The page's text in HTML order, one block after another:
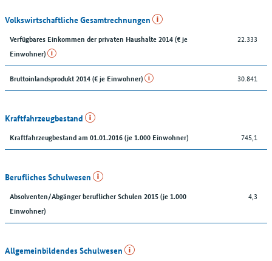
Volkswirtschaftliche Gesamtrechnungen
Verfügbares Einkommen der privaten Haushalte 2014 (€ je
Einwohner)
22.333
Bruttoinlandsprodukt 2014 (€ je Einwohner) 30.841
Kraftfahrzeugbestand
Kraftfahrzeugbestand am 01.01.2016 (je 1.000 Einwohner) 745,1
Berufliches Schulwesen
Absolventen/Abgänger beruflicher Schulen 2015 (je 1.000
Einwohner)
4,3
Allgemeinbildendes Schulwesen